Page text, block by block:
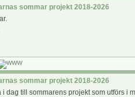
sommar projekt 2018-2026
sommar projekt 2018-2026
i dag till sommarens projekt som utförs i